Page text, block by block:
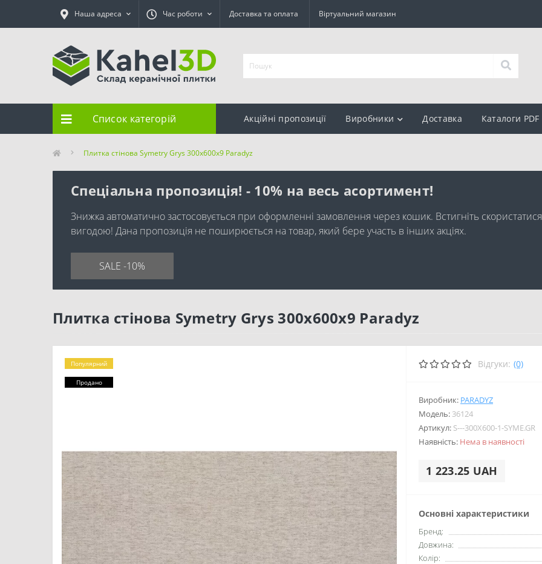
Наша адреса Час роботи Доставка та оплата Віртуальний магазин
Список категорій Акційні пропозиції Виробники Доставка Каталоги PDF
Плитка стінова Symetry Grys 300x600x9 Paradyz
Спеціальна пропозиція! - 10% на весь асортимент!
Знижка автоматично застосовується при оформленні замовлення через кошик. Встигніть скористатися
вигодою! Дана пропозиція не поширюється на товар, який бере участь в інших акціях.
SALE -10%
Плитка стінова Symetry Grys 300x600x9 Paradyz
Популярний
Продано
Відгуки: (0)
Виробник: PARADYZ
Модель: 36124
Артикул: S---300X600-1-SYME.GR
Наявність: Нема в наявності
1 223.25 UAH
Основні характеристики
Бренд:
Довжина:
Колір: